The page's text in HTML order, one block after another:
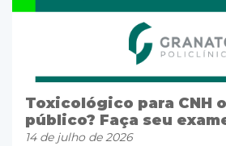
Toxicológico para CNH
público? Faça seu
14 de julho de 2026